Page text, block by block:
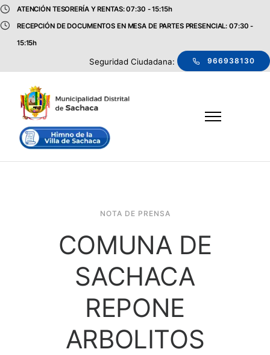
ATENCIÓN TESORERÍA Y RENTAS: 07:30 - 15:15h
RECEPCIÓN DE DOCUMENTOS EN MESA DE PARTES PRESENCIAL: 07:30 -
15:15h
Seguridad Ciudadana: 966938130
NOTA DE PRENSA
COMUNA DE
SACHACA
REPONE
ARBOLITOS